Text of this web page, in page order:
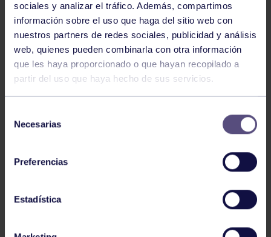
sociales y analizar el tráfico. Además, compartimos
información sobre el uso que haga del sitio web con
nuestros partners de redes sociales, publicidad y análisis
web, quienes pueden combinarla con otra información
que les haya proporcionado o que hayan recopilado a
partir del uso que haya hecho de sus servicios.
Necesarias
Preferencias
Estadística
Sábado 25 de Febrero 2023
Horario de 16:30 a 17:30 – Danza creativa para
niños/as de 5 a 8 años (2018-2015)
Horario de 17:30 a 18:30 – Baile moderno para